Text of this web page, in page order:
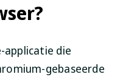
applicatie die
gebaseerde